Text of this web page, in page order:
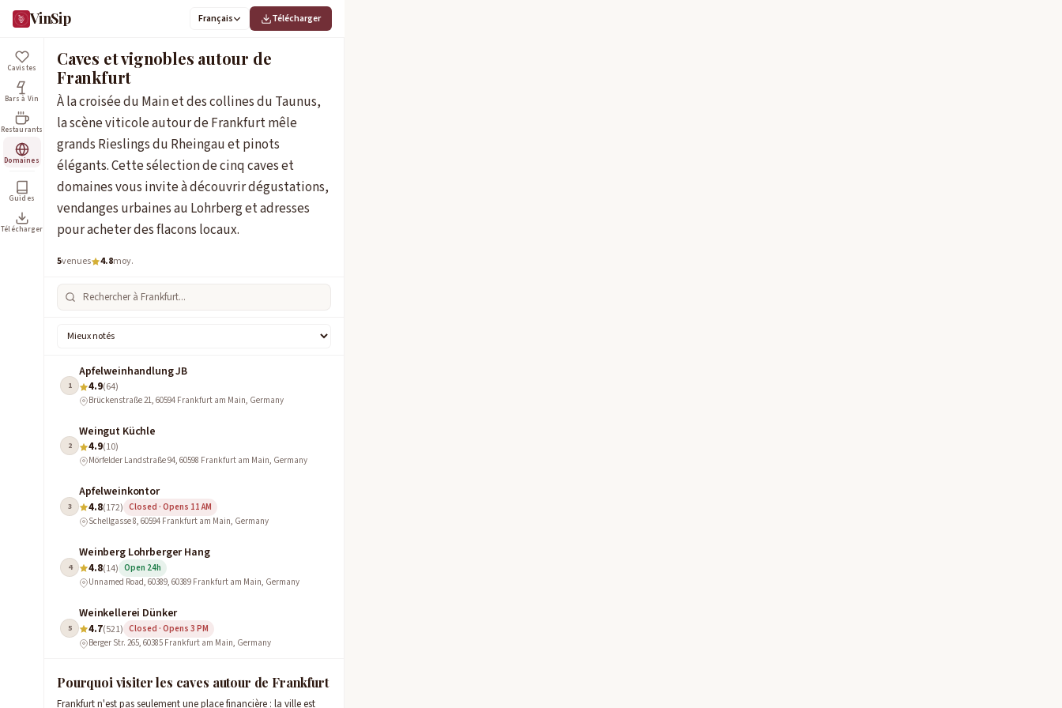
VinSip Français Télécharger
Cavistes
Bars à Vin
Restaurants
Domaines
Guides
Télécharger
Caves et vignobles autour de
Frankfurt
À la croisée du Main et des collines du Taunus,
la scène viticole autour de Frankfurt mêle
grands Rieslings du Rheingau et pinots
élégants. Cette sélection de cinq caves et
domaines vous invite à découvrir dégustations,
vendanges urbaines au Lohrberg et adresses
pour acheter des flacons locaux.
5venues 4.8moy.
1
Apfelweinhandlung JB
4.9(64)
Brückenstraße 21, 60594 Frankfurt am Main, Germany
2
Weingut Küchle
4.9(10)
Mörfelder Landstraße 94, 60598 Frankfurt am Main, Germany
3
Apfelweinkontor
4.8(172) Closed · Opens 11 AM
Schellgasse 8, 60594 Frankfurt am Main, Germany
4
Weinberg Lohrberger Hang
4.8(14) Open 24h
Unnamed Road, 60389, 60389 Frankfurt am Main, Germany
5
Weinkellerei Dünker
4.7(521) Closed · Opens 3 PM
Berger Str. 265, 60385 Frankfurt am Main, Germany
Pourquoi visiter les caves autour de Frankfurt
Frankfurt n'est pas seulement une place financière : la ville est